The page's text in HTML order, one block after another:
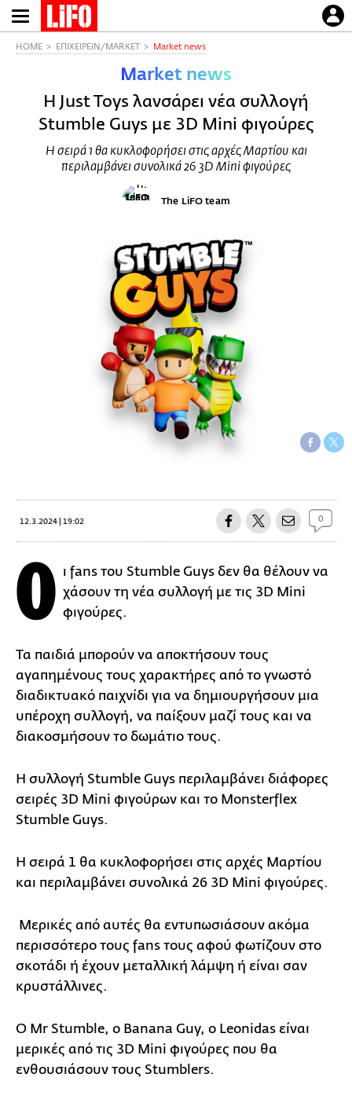
Παράκαμψη
προς
HOME ΕΠΙΧΕΙΡΕΙΝ/MARKET Market news
Market news
H Just Toys λανσάρει νέα συλλογή
Stumble Guys με 3D Μini φιγούρες
Η σειρά 1 θα κυκλοφορήσει στις αρχές Μαρτίου και
περιλαμβάνει συνολικά 26 3D Mini φιγούρες
The LiFO team
12.3.2024 | 19:02 0
Ο ι fans του Stumble Guys δεν θα θέλουν να
χάσουν τη νέα συλλογή με τις 3D Μini
φιγούρες.
Τα παιδιά μπορούν να αποκτήσουν τους
αγαπημένους τους χαρακτήρες από το γνωστό
διαδικτυακό παιχνίδι για να δημιουργήσουν μια
υπέροχη συλλογή, να παίξουν μαζί τους και να
διακοσμήσουν το δωμάτιο τους.
Η συλλογή Stumble Guys περιλαμβάνει διάφορες
σειρές 3D Mini φιγούρων και το Monsterflex
Stumble Guys.
Η σειρά 1 θα κυκλοφορήσει στις αρχές Μαρτίου
και περιλαμβάνει συνολικά 26 3D Mini φιγούρες.
Μερικές από αυτές θα εντυπωσιάσουν ακόμα
περισσότερο τους fans τους αφού φωτίζουν στο
σκοτάδι ή έχουν μεταλλική λάμψη ή είναι σαν
κρυστάλλινες.
Ο Mr Stumble, o Banana Guy, ο Leonidas είναι
μερικές από τις 3D Mini φιγούρες που θα
ενθουσιάσουν τους Stumblers.